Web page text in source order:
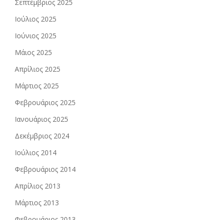
Σεπτέμβριος 2025
Ιούλιος 2025
Ιούνιος 2025
Μάιος 2025
Απρίλιος 2025
Μάρτιος 2025
Φεβρουάριος 2025
Ιανουάριος 2025
Δεκέμβριος 2024
Ιούλιος 2014
Φεβρουάριος 2014
Απρίλιος 2013
Μάρτιος 2013